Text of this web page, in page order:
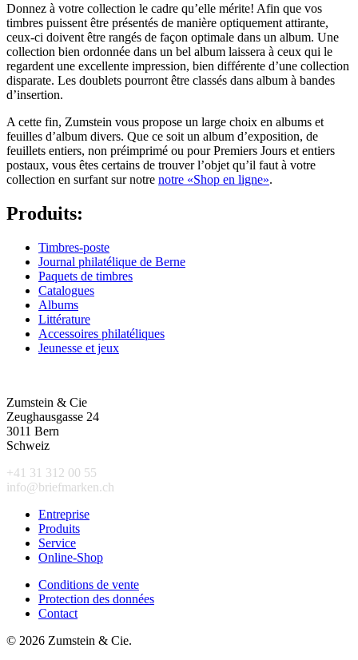
Donnez à votre collection le cadre qu’elle mérite! Afin que vos
timbres puissent être présentés de manière optiquement attirante,
ceux-ci doivent être rangés de façon optimale dans un album. Une
collection bien ordonnée dans un bel album laissera à ceux qui le
regardent une excellente impression, bien différente d’une collection
disparate. Les doublets pourront être classés dans album à bandes
d’insertion.
A cette fin, Zumstein vous propose un large choix en albums et
feuilles d’album divers. Que ce soit un album d’exposition, de
feuillets entiers, non préimprimé ou pour Premiers Jours et entiers
postaux, vous êtes certains de trouver l’objet qu’il faut à votre
collection en surfant sur notre notre «Shop en ligne».
Produits:
Timbres-poste
Journal philatélique de Berne
Paquets de timbres
Catalogues
Albums
Littérature
Accessoires philatéliques
Jeunesse et jeux
Zumstein & Cie
Zeughausgasse 24
3011 Bern
Schweiz
+41 31 312 00 55
info@briefmarken.ch
Entreprise
Produits
Service
Online-Shop
Conditions de vente
Protection des données
Contact
© 2026 Zumstein & Cie.